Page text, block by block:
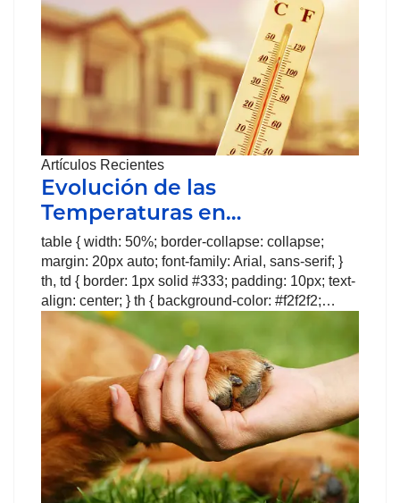
Artículos Recientes
Evolución de las
Temperaturas en…
table { width: 50%; border-collapse: collapse;
margin: 20px auto; font-family: Arial, sans-serif; }
th, td { border: 1px solid #333; padding: 10px; text-
align: center; } th { background-color: #f2f2f2;…